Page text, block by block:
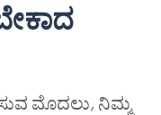
ಮೊದಲು, ನಿಮ್ಮ